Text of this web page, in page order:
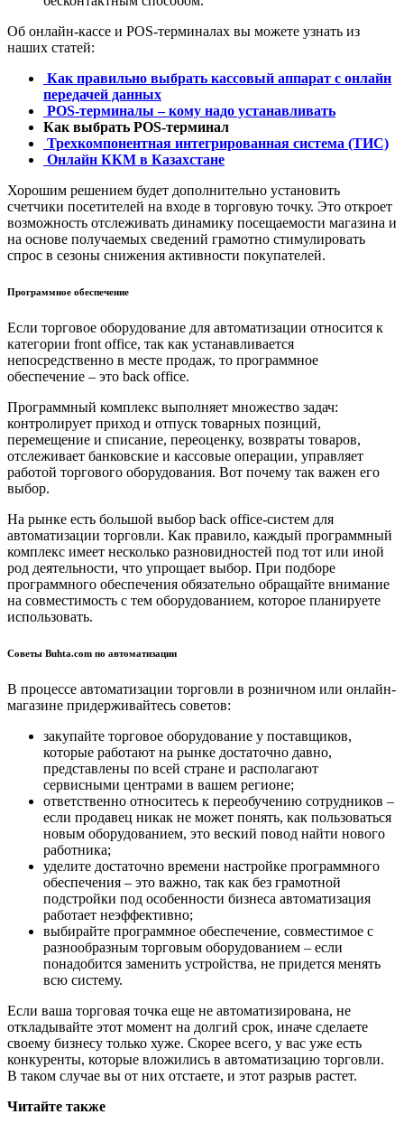
Об онлайн-кассе и POS-терминалах вы можете узнать из
наших статей:
Как правильно выбрать кассовый аппарат с онлайн
передачей данных
POS-терминалы – кому надо устанавливать
Как выбрать POS-терминал
Трехкомпонентная интегрированная система (ТИС)
Онлайн ККМ в Казахстане
Хорошим решением будет дополнительно установить
счетчики посетителей на входе в торговую точку. Это откроет
возможность отслеживать динамику посещаемости магазина и
на основе получаемых сведений грамотно стимулировать
спрос в сезоны снижения активности покупателей.
Программное обеспечение
Если торговое оборудование для автоматизации относится к
категории front office, так как устанавливается
непосредственно в месте продаж, то программное
обеспечение – это back office.
Программный комплекс выполняет множество задач:
контролирует приход и отпуск товарных позиций,
перемещение и списание, переоценку, возвраты товаров,
отслеживает банковские и кассовые операции, управляет
работой торгового оборудования. Вот почему так важен его
выбор.
На рынке есть большой выбор back office-систем для
автоматизации торговли. Как правило, каждый программный
комплекс имеет несколько разновидностей под тот или иной
род деятельности, что упрощает выбор. При подборе
программного обеспечения обязательно обращайте внимание
на совместимость с тем оборудованием, которое планируете
использовать.
Советы Buhta.com по автоматизации
В процессе автоматизации торговли в розничном или онлайн-
магазине придерживайтесь советов:
закупайте торговое оборудование у поставщиков,
которые работают на рынке достаточно давно,
представлены по всей стране и располагают
сервисными центрами в вашем регионе;
ответственно относитесь к переобучению сотрудников –
если продавец никак не может понять, как пользоваться
новым оборудованием, это веский повод найти нового
работника;
уделите достаточно времени настройке программного
обеспечения – это важно, так как без грамотной
подстройки под особенности бизнеса автоматизация
работает неэффективно;
выбирайте программное обеспечение, совместимое с
разнообразным торговым оборудованием – если
понадобится заменить устройства, не придется менять
всю систему.
Если ваша торговая точка еще не автоматизирована, не
откладывайте этот момент на долгий срок, иначе сделаете
своему бизнесу только хуже. Скорее всего, у вас уже есть
конкуренты, которые вложились в автоматизацию торговли.
В таком случае вы от них отстаете, и этот разрыв растет.
Читайте также